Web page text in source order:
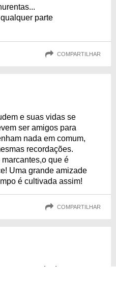
parte
COMPARTILHAR
e suas vidas se
ser amigos para
nada em comum,
recordações.
que é
Uma grande amizade
é cultivada assim!
COMPARTILHAR
de dores e